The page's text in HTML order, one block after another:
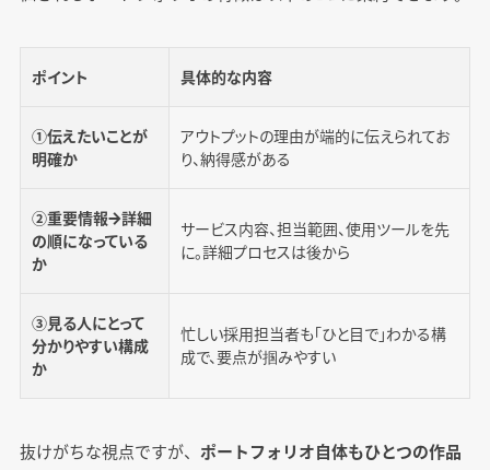
ポイント 具体的な内容
①伝えたいことが
明確か
アウトプットの理由が端的に伝えられてお
り、納得感がある
②重要情報→詳細
の順になっている
か
サービス内容、担当範囲、使用ツールを先
に。詳細プロセスは後から
③見る人にとって
分かりやすい構成
か
忙しい採用担当者も「ひと目で」わかる構
成で、要点が掴みやすい
抜けがちな視点ですが、 ポートフォリオ自体もひとつの作品